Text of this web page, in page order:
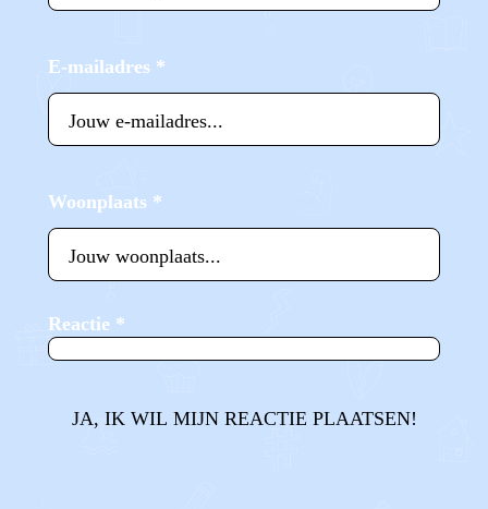
E-mailadres *
Woonplaats *
Reactie *
JA, IK WIL MIJN REACTIE PLAATSEN!